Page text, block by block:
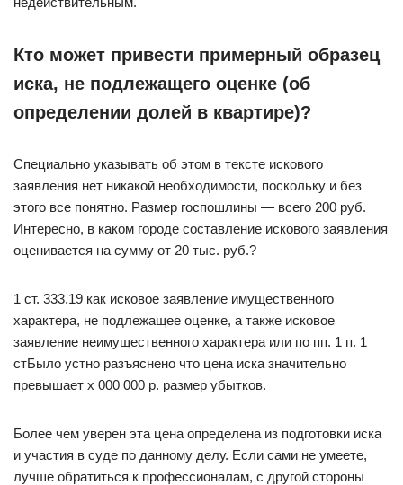
Кто может привести примерный образец
иска, не подлежащего оценке (об
определении долей в квартире)?
Специально указывать об этом в тексте искового
заявления нет никакой необходимости, поскольку и без
этого все понятно. Размер госпошлины — всего 200 руб.
Интересно, в каком городе составление искового заявления
оценивается на сумму от 20 тыс. руб.?
1 ст. 333.19 как исковое заявление имущественного
характера, не подлежащее оценке, а также исковое
заявление неимущественного характера или по пп. 1 п. 1
стБыло устно разъяснено что цена иска значительно
превышает х 000 000 р. размер убытков.
Более чем уверен эта цена определена из подготовки иска
и участия в суде по данному делу. Если сами не умеете,
лучше обратиться к профессионалам, с другой стороны